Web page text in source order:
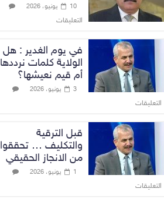
10 يونيو، 2026
التعليقات
في يوم الغدير : هل
الولاية كلمات نرددها
أم قيم نعيشها؟
3 يونيو، 2026
التعليقات
قبل الترقية
والتكليف … تحققوا
من الانجاز الحقيقي
1 يونيو، 2026
التعليقات